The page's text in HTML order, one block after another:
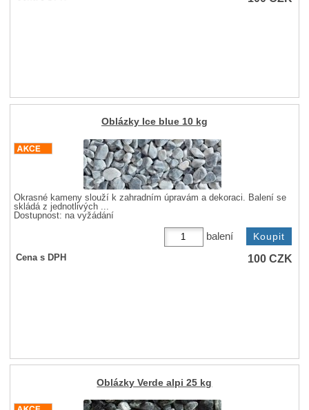
Oblázky Ice blue 10 kg
Okrasné kameny slouží k zahradním úpravám a dekoraci. Balení se
skládá z jednotlivých ...
Dostupnost: na vyžádání
balení
Cena s DPH 100CZK
Oblázky Verde alpi 25 kg